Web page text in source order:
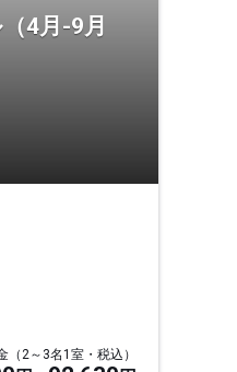
4月-9月
（2～3名1室・税込）